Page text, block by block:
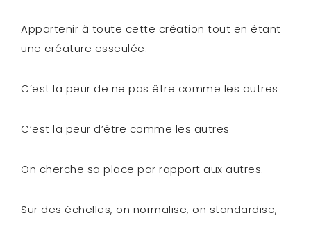
Appartenir à toute cette création tout en étant
une créature esseulée.
C’est la peur de ne pas être comme les autres
C’est la peur d’être comme les autres
On cherche sa place par rapport aux autres.
Sur des échelles, on normalise, on standardise,